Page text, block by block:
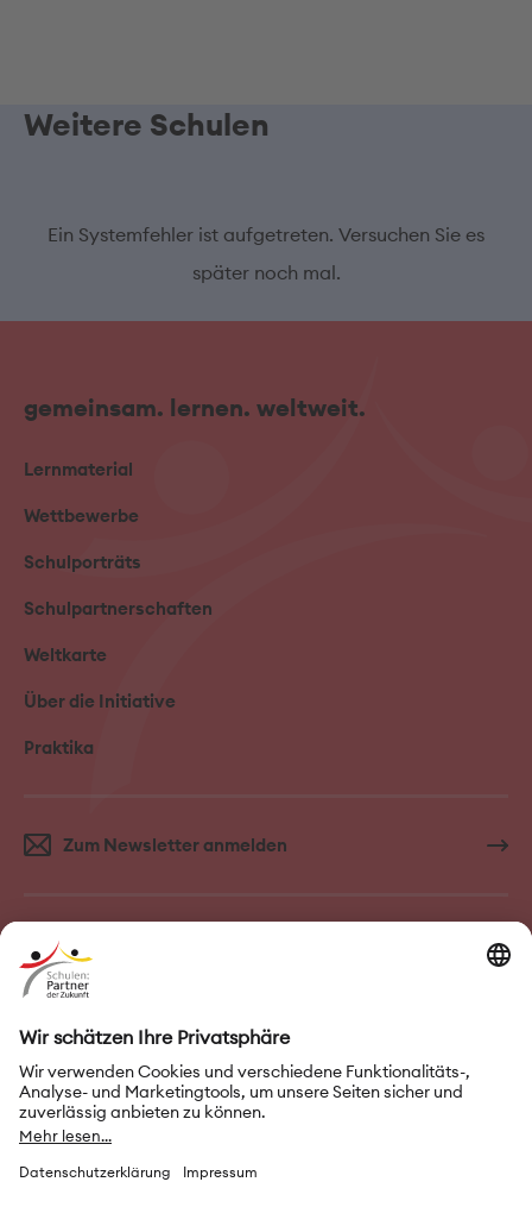
Weitere Schulen
Ein Systemfehler ist aufgetreten. Versuchen Sie es
später noch mal.
gemeinsam. lernen. weltweit.
Lernmaterial
Wettbewerbe
Schulporträts
Schulpartnerschaften
Weltkarte
Über die Initiative
Praktika
Zum Newsletter anmelden
FAQ–Häufige Fragen Kontakt
Nutzungsbedingungen
Datenschutz
Privatsphäre-Einstellungen
Leichte Sprache